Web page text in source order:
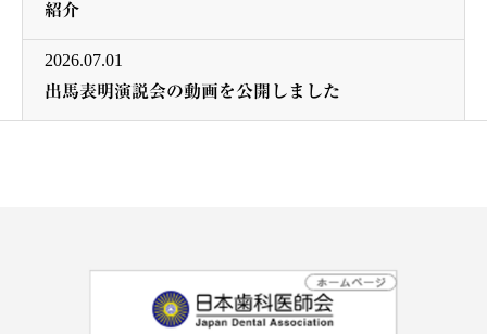
紹介
2026.07.01
出馬表明演説会の動画を公開しました